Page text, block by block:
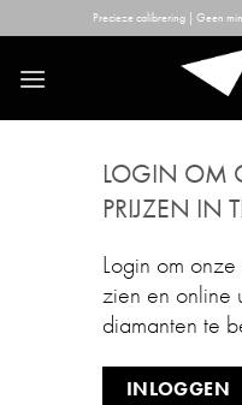
to
content
Precieze calibrering | Geen
LOGIN OM
PRIJZEN IN
Login om onze
zien en online
diamanten te
INLOGGEN